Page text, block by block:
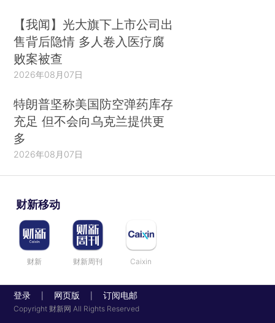
【我闻】光大旗下上市公司出
售背后隐情 多人卷入医疗腐
败案被查
2026年08月07日
特朗普坚称美国防空弹药库存
充足 但不会向乌克兰提供更
多
2026年08月07日
财新移动
财新 财新周刊 Caixin
登录 网页版 订阅电邮
Copyright 财新网 All Rights Reserved